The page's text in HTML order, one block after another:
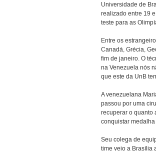
Universidade de
realizado entre 19
teste para as
Entre os
Canadá, Grécia,
fim de janeiro. O
na Venezuela nós
que este da UnB
A venezuelana
passou por uma
recuperar o quanto
conquistar
Seu colega de
time veio a Brasília